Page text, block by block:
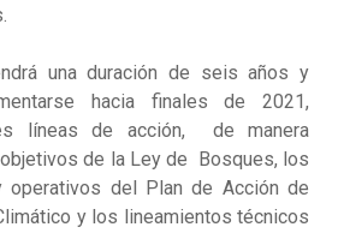
una duración de seis años y
hacia finales de 2021,
líneas de acción, de manera
de la Ley de Bosques, los
operativos del Plan de Acción de
y los lineamientos técnicos